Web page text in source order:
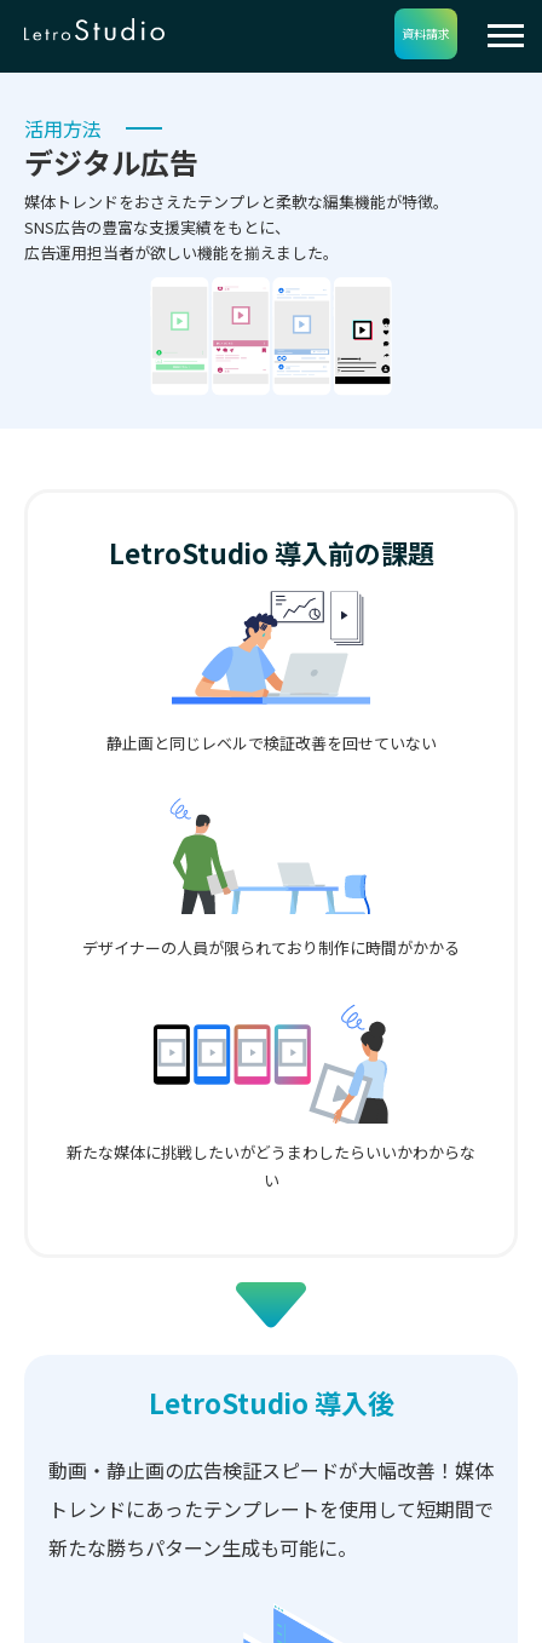
資料請求
活用方法
デジタル広告
媒体トレンドをおさえたテンプレと柔軟な編集機能が特徴。
SNS広告の豊富な支援実績をもとに、
広告運用担当者が欲しい機能を揃えました。
LetroStudio 導入前の課題
静止画と同じレベルで検証改善を回せていない
デザイナーの人員が限られており制作に時間がかかる
新たな媒体に挑戦したいがどうまわしたらいいかわからな
い
LetroStudio 導入後
動画・静止画の広告検証スピードが大幅改善！ 媒体
トレンドにあったテンプレートを使用して短期間で
新たな勝ちパターン生成も可能に。